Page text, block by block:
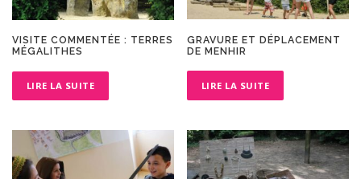
VISITE COMMENTÉE : TERRES
MÉGALITHES
LIRE LA SUITE
GRAVURE ET DÉPLACEMENT
DE MENHIR
LIRE LA SUITE